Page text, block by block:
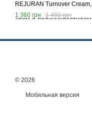
REJURAN Turnover Cream,
50 мл
1 360 грн 1 460 грн
© 2026
Мобильная версия